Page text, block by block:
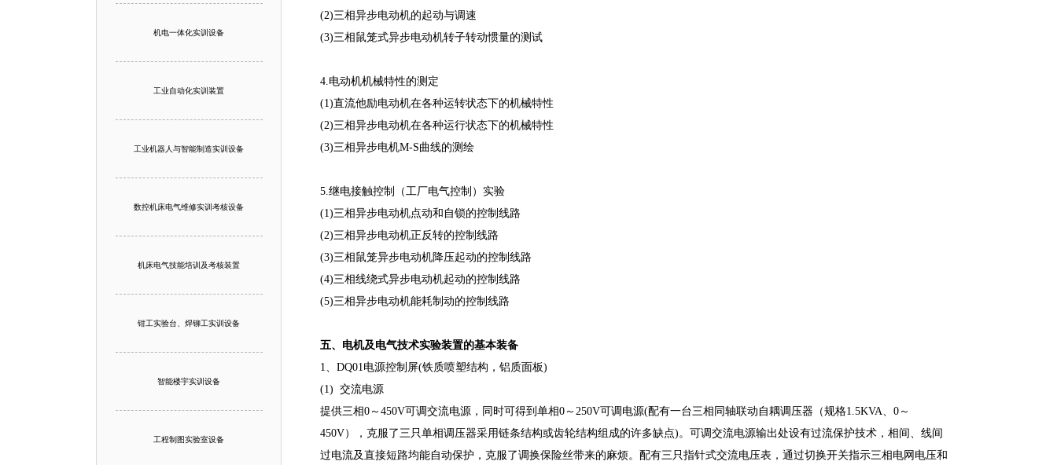
机电一体化实训设备
工业自动化实训装置
工业机器人与智能制造实训设备
数控机床电气维修实训考核设备
机床电气技能培训及考核装置
钳工实验台、焊铆工实训设备
智能楼宇实训设备
工程制图实验室设备
(2)三相异步电动机的起动与调速
(3)三相鼠笼式异步电动机转子转动惯量的测试
4.电动机机械特性的测定
(1)直流他励电动机在各种运转状态下的机械特性
(2)三相异步电动机在各种运行状态下的机械特性
(3)三相异步电机M-S曲线的测绘
5.继电接触控制（工厂电气控制）实验
(1)三相异步电动机点动和自锁的控制线路
(2)三相异步电动机正反转的控制线路
(3)三相鼠笼异步电动机降压起动的控制线路
(4)三相线绕式异步电动机起动的控制线路
(5)三相异步电动机能耗制动的控制线路
五、电机及电气技术实验装置的基本装备
1、DQ01电源控制屏(铁质喷塑结构，铝质面板)
(1) 交流电源
提供三相0～450V可调交流电源，同时可得到单相0～250V可调电源(配有一台三相同轴联动自耦调压器（规格1.5KVA、0～
450V），克服了三只单相调压器采用链条结构或齿轮结构组成的许多缺点)。可调交流电源输出处设有过流保护技术，相间、线间
过电流及直接短路均能自动保护，克服了调换保险丝带来的麻烦。配有三只指针式交流电压表，通过切换开关指示三相电网电压和